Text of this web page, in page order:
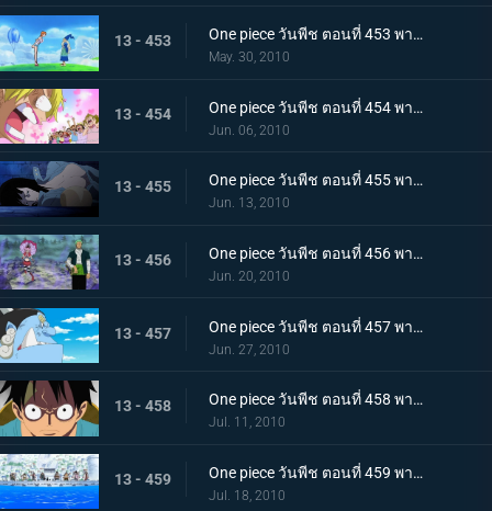
13 - 453 One piece วันพีช ตอนที่ 453 พากย์ไทย พรรคพวกอยู่ไหนกันบ้าง รายงานจากเกาะเวเธอเรียและสัตว์ไซบอร์ก
May. 30, 2010
13 - 454 One piece วันพีช ตอนที่ 454 พากย์ไทย พรรคพวกอยู่ไหนกันบ้าง นกน้อยของแม่นกยักษ์และการประจันหน้าสีชมพู!
Jun. 06, 2010
13 - 455 One piece วันพีช ตอนที่ 455 พากย์ไทย พรรคพวกอยู่ไหนกันบ้าง กองทัพปฏิวัติและกับดักในป่าชูชก!
Jun. 13, 2010
13 - 456 One piece วันพีช ตอนที่ 456 พากย์ไทย พรรคพวกอยู่ไหนกันบ้าง ป้ายหลุมศพยักษ์และหนี้บุญคุณกางเกงใน
Jun. 20, 2010
13 - 457 One piece วันพีช ตอนที่ 457 พากย์ไทย ตอนพิเศษรำลึกความหลังก่อนถึงศูนย์ใหญ่ - คำสาบานของพี่น้อง!
Jun. 27, 2010
13 - 458 One piece วันพีช ตอนที่ 458 พากย์ไทย ตอนพิเศษรำลึกความหลังก่อนถึงศูนย์ใหญ่ - การรวมตัวของสามพลเรือเอก
Jul. 11, 2010
13 - 459 One piece วันพีช ตอนที่ 459 พากย์ไทย เวลาออกศึกใกล้มาถึง! ทัพแกร่งไร้เทียมทานของกองทัพเรือ!
Jul. 18, 2010